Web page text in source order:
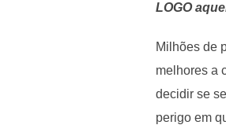
LOGO
Milhões de
melhores a
decidir se
perigo em